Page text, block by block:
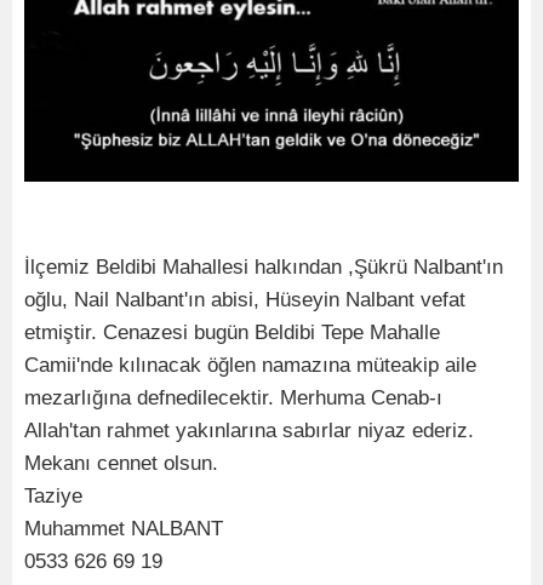
İlçemiz Beldibi Mahallesi halkından ,Şükrü Nalbant'ın
oğlu, Nail Nalbant'ın abisi, Hüseyin Nalbant vefat
etmiştir. Cenazesi bugün Beldibi Tepe Mahalle
Camii'nde kılınacak öğlen namazına müteakip aile
mezarlığına defnedilecektir. Merhuma Cenab-ı
Allah'tan rahmet yakınlarına sabırlar niyaz ederiz.
Mekanı cennet olsun.
Taziye
Muhammet NALBANT
0533 626 69 19